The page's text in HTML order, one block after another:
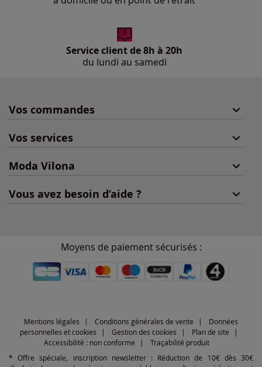
Service client de 8h à 20h
du lundi au samedi
Vos commandes
Vos services
Moda Vilona
Vous avez besoin d’aide ?
Moyens de paiement sécurisés :
Mentions légales Conditions générales de vente
Données
personnelles et cookies
Gestion des cookies
Plan de site
Accessibilité : non conforme
Traçabilité produit
* Offre spéciale, inscription newsletter : Réduction de 10€ dès 30€